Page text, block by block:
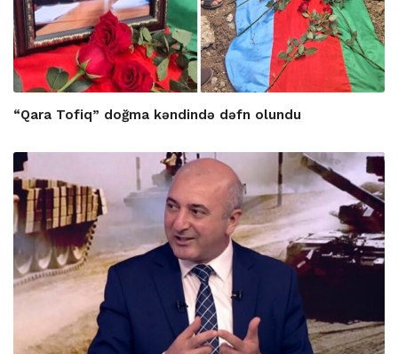
“Qara Tofiq” doğma kəndində dəfn olundu